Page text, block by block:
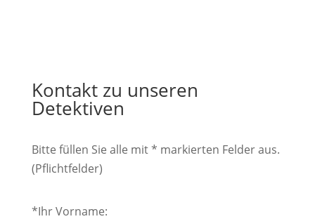
Kontakt zu unseren
Detektiven
Bitte füllen Sie alle mit * markierten Felder aus.
(Pflichtfelder)
*Ihr Vorname: